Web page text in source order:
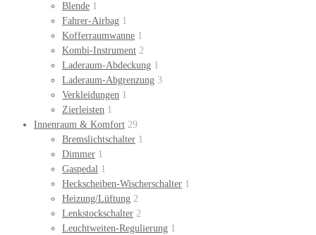
Blende 1
Fahrer-Airbag 1
Kofferraumwanne 1
Kombi-Instrument 2
Laderaum-Abdeckung 1
Laderaum-Abgrenzung 3
Verkleidungen 1
Zierleisten 1
Innenraum & Komfort 29
Bremslichtschalter 1
Dimmer 1
Gaspedal 1
Heckscheiben-Wischerschalter 1
Heizung/Lüftung 2
Lenkstockschalter 2
Leuchtweiten-Regulierung 1